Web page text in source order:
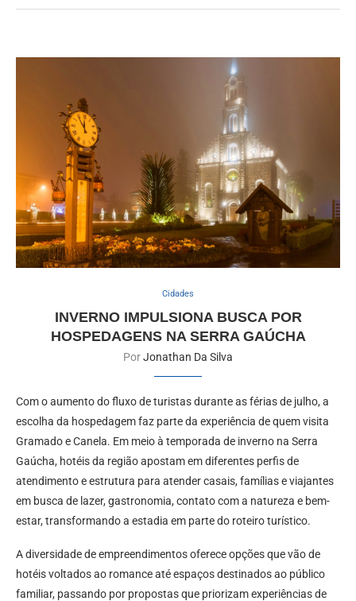
Cidades
INVERNO IMPULSIONA BUSCA POR
HOSPEDAGENS NA SERRA GAÚCHA
PorJonathan Da Silva
Com o aumento do fluxo de turistas durante as férias de julho, a
escolha da hospedagem faz parte da experiência de quem visita
Gramado e Canela. Em meio à temporada de inverno na Serra
Gaúcha, hotéis da região apostam em diferentes perfis de
atendimento e estrutura para atender casais, famílias e viajantes
em busca de lazer, gastronomia, contato com a natureza e bem-
estar, transformando a estadia em parte do roteiro turístico.
A diversidade de empreendimentos oferece opções que vão de
hotéis voltados ao romance até espaços destinados ao público
familiar, passando por propostas que priorizam experiências de